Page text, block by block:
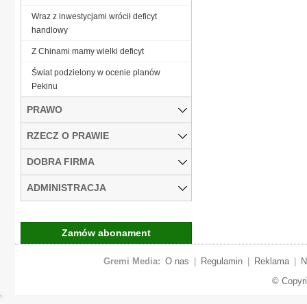
Wraz z inwestycjami wrócił deficyt
handlowy
Z Chinami mamy wielki deficyt
Świat podzielony w ocenie planów
Pekinu
PRAWO
RZECZ O PRAWIE
DOBRA FIRMA
ADMINISTRACJA
Zamów abonament
Gremi Media: O nas Regulamin Reklama
©